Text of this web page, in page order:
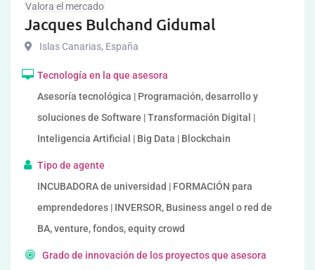
Valora el mercado
Jacques Bulchand Gidumal
Islas Canarias, España
Tecnología en la que asesora
Asesoría tecnológica | Programación, desarrollo y
soluciones de Software | Transformación Digital |
Inteligencia Artificial | Big Data | Blockchain
Tipo de agente
INCUBADORA de universidad | FORMACIÓN para
emprendedores | INVERSOR, Business angel o red de
BA, venture, fondos, equity crowd
Grado de innovación de los proyectos que asesora